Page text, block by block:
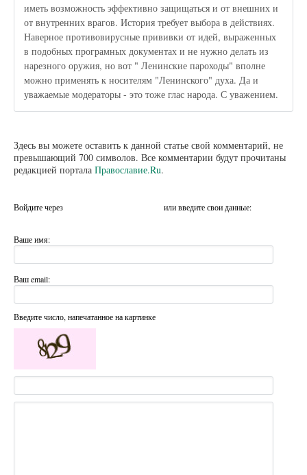
иметь возможность эффективно защищаться и от внешних и
от внутренних врагов. История требует выбора в действиях.
Наверное противовирусные прививки от идей, выраженных
в подобных програмных документах и не нужно делать из
нарезного оружия, но вот " Ленинские пароходы" вполне
можно применять к носителям "Ленинского" духа. Да и
уважаемые модераторы - это тоже глас народа. С уважением.
Здесь вы можете оставить к данной статье свой комментарий, не
превышающий 700 символов. Все комментарии будут прочитаны
редакцией портала Православие.Ru.
Войдите через или введите свои данные:
Ваше имя:
Ваш email:
Введите число, напечатанное на картинке